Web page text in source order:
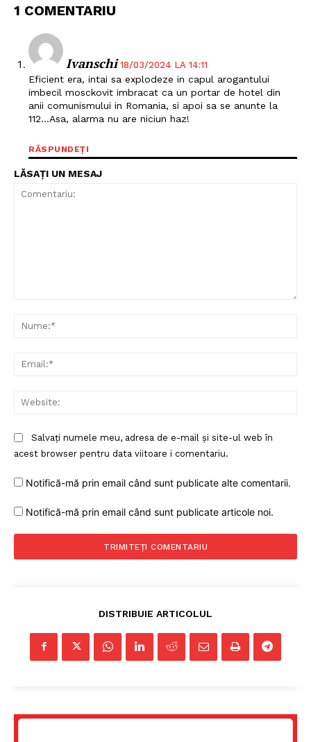
PRESShub
1 COMENTARIU
Ivanschi 18/03/2024 LA 14:11
Eficient era, intai sa explodeze in capul arogantului
imbecil mosckovit imbracat ca un portar de hotel din
anii comunismului in Romania, si apoi sa se anunte la
112…Asa, alarma nu are niciun haz!
RĂSPUNDEȚI
LĂSAȚI UN MESAJ
Salvați numele meu, adresa de e-mail și site-ul web în
acest browser pentru data viitoare i comentariu.
Notifică-mă prin email când sunt publicate alte comentarii.
Notifică-mă prin email când sunt publicate articole noi.
DISTRIBUIE ARTICOLUL